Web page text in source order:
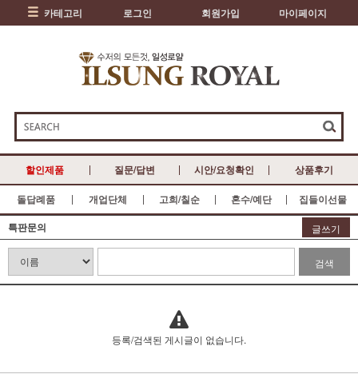
카테고리 로그인 회원가입 마이페이지
할인제품 질문/답변 시안/요청확인 상품후기
돌답례품 개업단체 고희/칠순 혼수/예단
집들이선물
특판문의
글쓰기
검색
등록/검색된 게시글이 없습니다.